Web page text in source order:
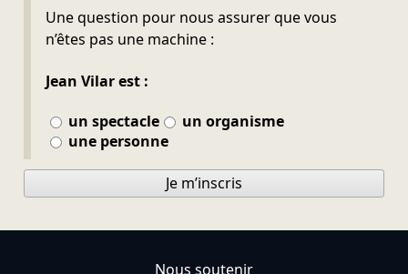
Une question pour nous assurer que vous
n’êtes pas une machine :
Jean Vilar est :
un spectacle
un organisme
une personne
Ne pas remplir
Je m’inscris
Nous soutenir